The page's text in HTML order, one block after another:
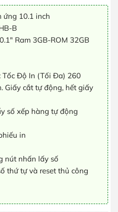
ứng 10.1 inch
B
Ram 3GB-ROM 32GB
Tốc Độ In (Tối Đa) 260
Giấy cắt tự động, hết giấy
số xếp hàng tự động
in
nút nhấn lấy số
thứ tự và reset thủ công